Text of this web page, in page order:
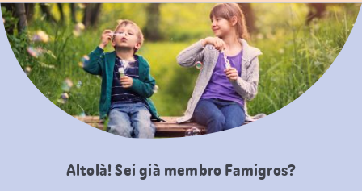
Altolà! Sei già membro Famigros?